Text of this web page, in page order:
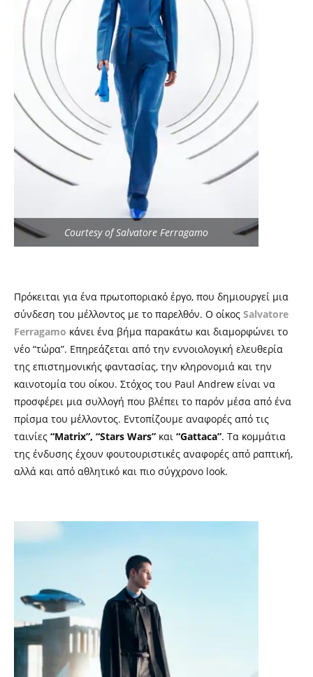
Courtesy of Salvatore Ferragamo
Πρόκειται για ένα πρωτοποριακό έργο, που δημιουργεί μια
σύνδεση του μέλλοντος με το παρελθόν. Ο οίκος Salvatore
Ferragamo κάνει ένα βήμα παρακάτω και διαμορφώνει το
νέο “τώρα”. Επηρεάζεται από την εννοιολογική ελευθερία
της επιστημονικής φαντασίας, την κληρονομιά και την
καινοτομία του οίκου. Στόχος του Paul Andrew είναι να
προσφέρει μια συλλογή που βλέπει το παρόν μέσα από ένα
πρίσμα του μέλλοντος. Εντοπίζουμε αναφορές από τις
ταινίες “Matrix”, “Stars Wars” και “Gattaca”. Τα κομμάτια
της ένδυσης έχουν φουτουριστικές αναφορές από ραπτική,
αλλά και από αθλητικό και πιο σύγχρονο look.